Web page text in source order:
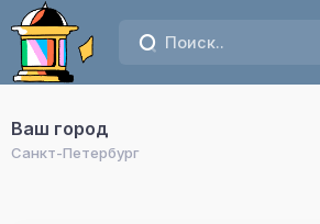
Ваш город
Санкт-Петербург